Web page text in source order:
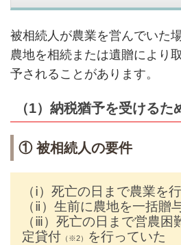
被相続人が農業を営んでいた
農地を相続または遺贈により
予されることがあります。
（1）納税猶予を受けるた
① 被相続人の要件
（ⅰ）死亡の日まで農業を
（ⅱ）生前に農地を一括贈
（ⅲ）死亡の日まで営農困
定貸付 （※2） を行っていた